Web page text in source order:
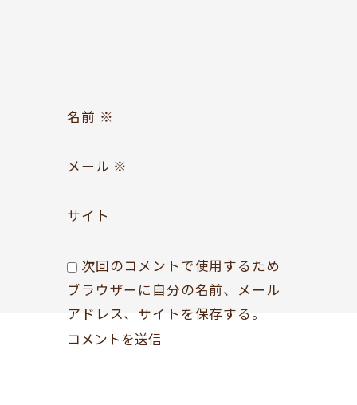
名前 ※
メール ※
サイト
次回のコメントで使用するため
ブラウザーに自分の名前、メール
アドレス、サイトを保存する。